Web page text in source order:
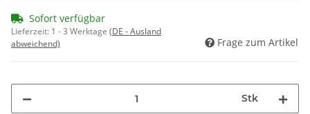
Sofort verfügbar
Lieferzeit: 1 - 3 Werktage (DE - Ausland
abweichend)
Frage zum Artikel
Stk